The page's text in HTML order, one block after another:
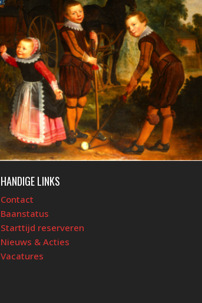
HANDIGE LINKS
Contact
Baanstatus
Starttijd reserveren
Nieuws & Acties
Vacatures